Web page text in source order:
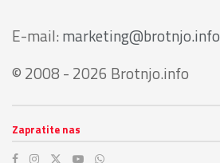
E-mail: marketing@brotnjo.info
© 2008 - 2026 Brotnjo.info
Zapratite nas